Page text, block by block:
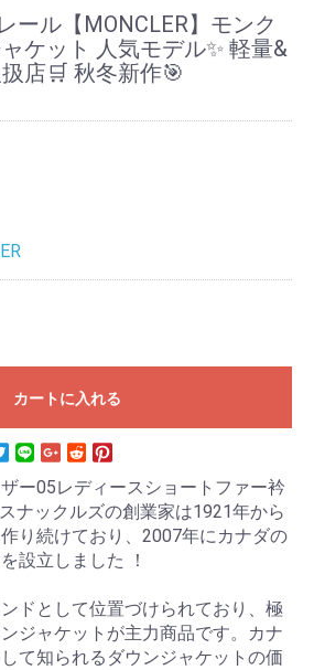
ール【MONCLER】モンク
ケット 人気モデル✨ 軽量&
店🛒 秋冬新作🎯
カートに入れる
ー05レディースショートファー衿
ナックルズの創業家は1921年から
り続けており、2007年にカナダの
設立しました ！
ドとして位置づけられており、極
ジャケットが主力商品です。カナ
て知られるダウンジャケットの価